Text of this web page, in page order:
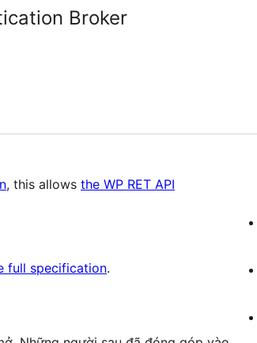
Broker
, this allows the WP RET API
full specification.